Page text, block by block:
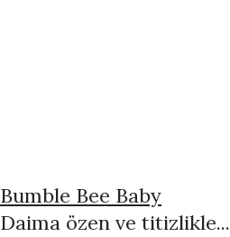
Bumble Bee Baby
Daima özen ve titizlikle...